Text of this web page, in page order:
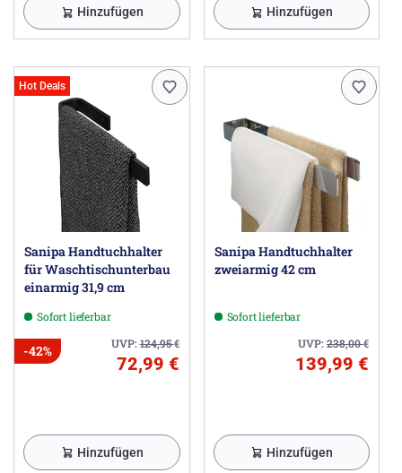
Hinzufügen Hinzufügen
Hot Deals
Sanipa Handtuchhalter
für Waschtischunterbau
einarmig 31,9 cm
Sofort lieferbar
UVP:124,95€
-42%
72,99 €
Hinzufügen
Sanipa Handtuchhalter
zweiarmig 42 cm
Sofort lieferbar
UVP:238,00€
139,99 €
Hinzufügen